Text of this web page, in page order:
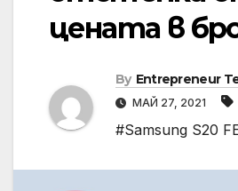
цената в
By Entrepreneur
МАЙ 27, 2021
#Samsung S20